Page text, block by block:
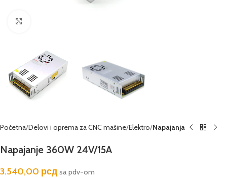
Početna Delovi i oprema za CNC mašine Elektro Napajanja
Napajanje 360W 24V/15A
3.540,00 рсд sa pdv-om